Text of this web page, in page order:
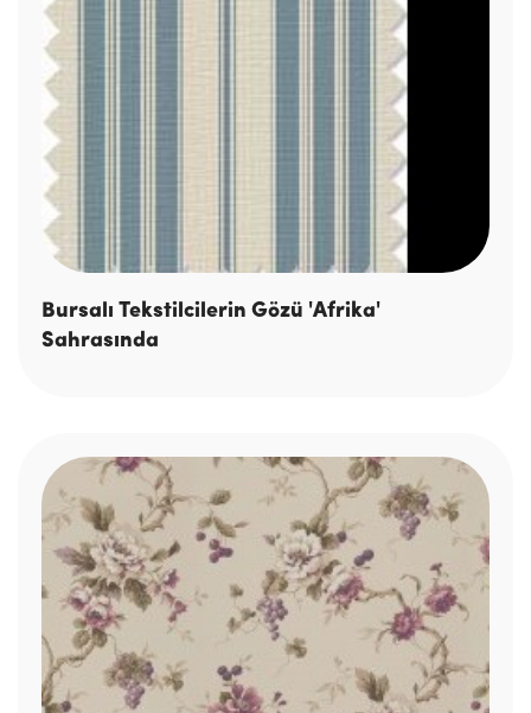
Bursalı Tekstilcilerin Gözü 'Afrika'
Sahrasında